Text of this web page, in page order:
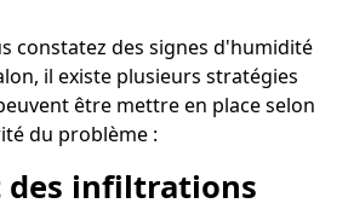
constatez des signes d'humidité
il existe plusieurs stratégies
être mettre en place selon
du problème :
des infiltrations